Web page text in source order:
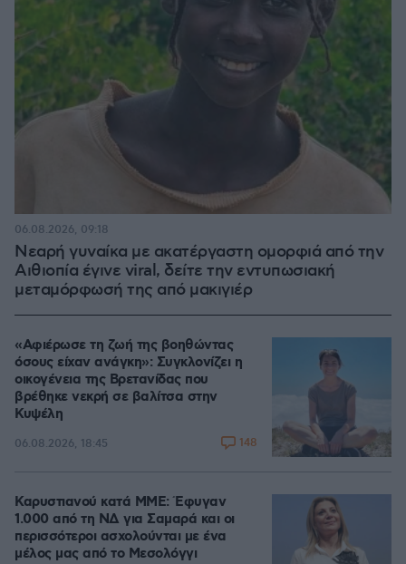
Νεαρή γυναίκα με ακατέργαστη ομορφιά από την
Αιθιοπία έγινε viral, δείτε την εντυπωσιακή
μεταμόρφωσή της από μακιγιέρ
06.08.2026, 09:18
«Αφιέρωσε τη ζωή της βοηθώντας
όσους είχαν ανάγκη»: Συγκλονίζει η
οικογένεια της Βρετανίδας που
βρέθηκε νεκρή σε βαλίτσα στην
Κυψέλη
06.08.2026, 18:45 148
Καρυστιανού κατά ΜΜΕ: Έφυγαν
1.000 από τη ΝΔ για Σαμαρά και οι
περισσότεροι ασχολούνται με ένα
μέλος μας από το Μεσολόγγι